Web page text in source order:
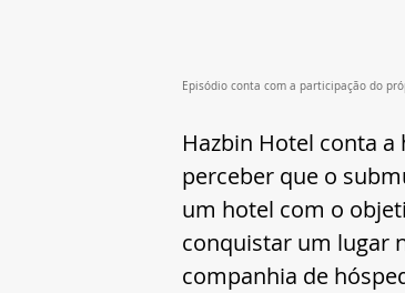
Episódio conta com a participação do
Hazbin Hotel conta
perceber que o
um hotel com o
conquistar um lugar
companhia de